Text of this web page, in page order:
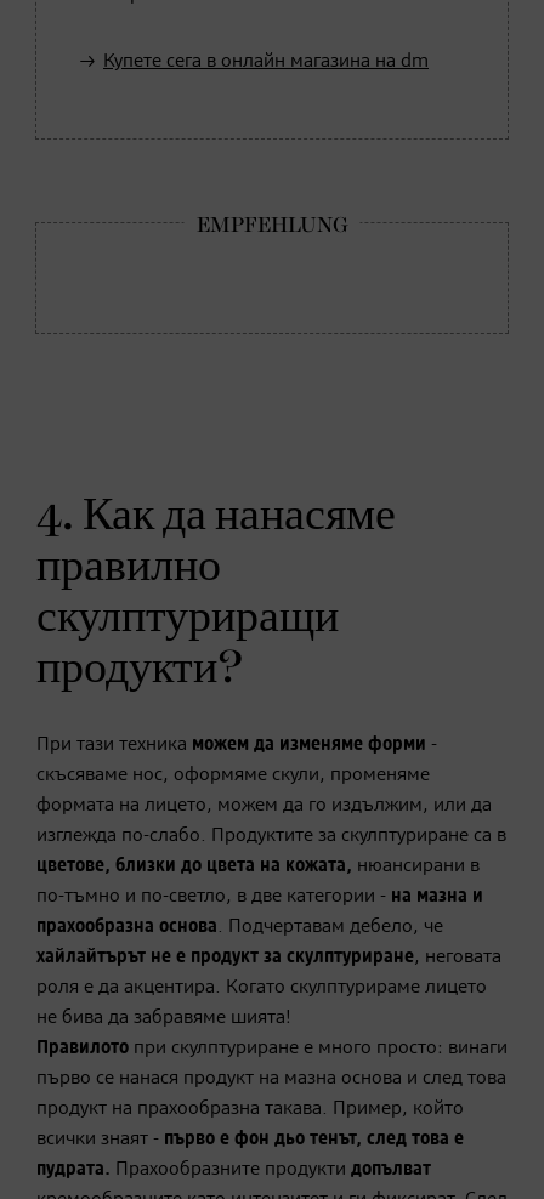
Купете сега в онлайн магазина на dm
4. Как да нанасяме
правилно
скулптуриращи
продукти?
При тази техника можем да изменяме форми -
скъсяваме нос, оформяме скули, променяме
формата на лицето, можем да го издължим, или да
изглежда по-слабо. Продуктите за скулптуриране са в
цветове, близки до цвета на кожата, нюансирани в
по-тъмно и по-светло, в две категории - на мазна и
прахообразна основа. Подчертавам дебело, че
хайлайтърът не е продукт за скулптуриране, неговата
роля е да акцентира. Когато скулптурираме лицето
не бива да забравяме шията!
Правилото при скулптуриране е много просто: винаги
първо се нанася продукт на мазна основа и след това
продукт на прахообразна такава. Пример, който
всички знаят - първо е фон дьо тенът, след това е
пудрата. Прахообразните продукти допълват